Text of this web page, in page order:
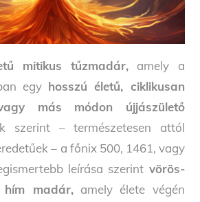
mitikus tűzmadár, amely a
egy hosszú életű, ciklikusan
más módon újjászülető
szerint – természetesen attól
– a főnix 500, 1461, vagy
leírása szerint vörös-
madár,amely élete végén